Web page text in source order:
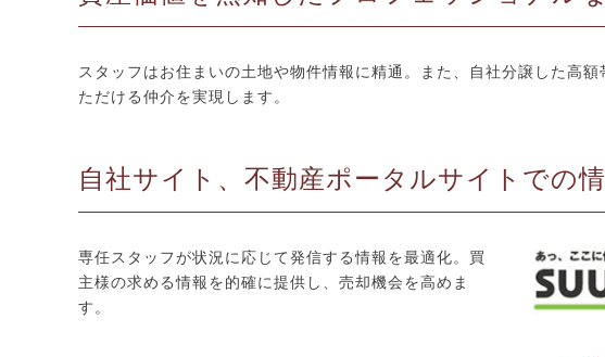
スタッフはお住まいの土地や物件情報に精通。また、自社分譲した高
ただける仲介を実現します。
自社サイト、不動産ポータルサイトでの
専任スタッフが状況に応じて発信する情報を最適化。買
主様の求める情報を的確に提供し、売却機会を高めま
す。